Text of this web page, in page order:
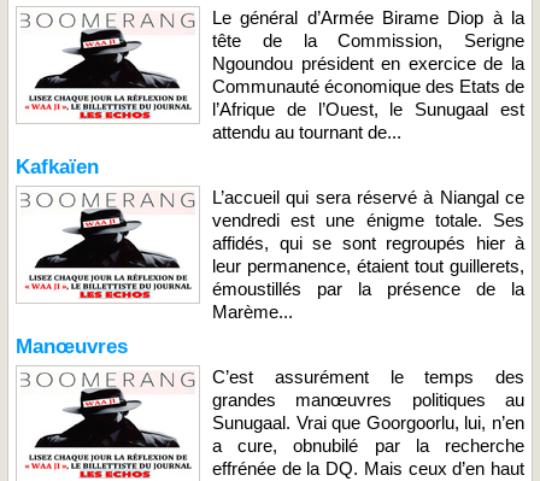
Le général d’Armée Birame Diop à la
tête de la Commission, Serigne
Ngoundou président en exercice de la
Communauté économique des Etats de
l’Afrique de l’Ouest, le Sunugaal est
attendu au tournant de...
Kafkaïen
L’accueil qui sera réservé à Niangal ce
vendredi est une énigme totale. Ses
affidés, qui se sont regroupés hier à
leur permanence, étaient tout guillerets,
émoustillés par la présence de la
Marème...
Manœuvres
C’est assurément le temps des
grandes manœuvres politiques au
Sunugaal. Vrai que Goorgoorlu, lui, n’en
a cure, obnubilé par la recherche
effrénée de la DQ. Mais ceux d’en haut